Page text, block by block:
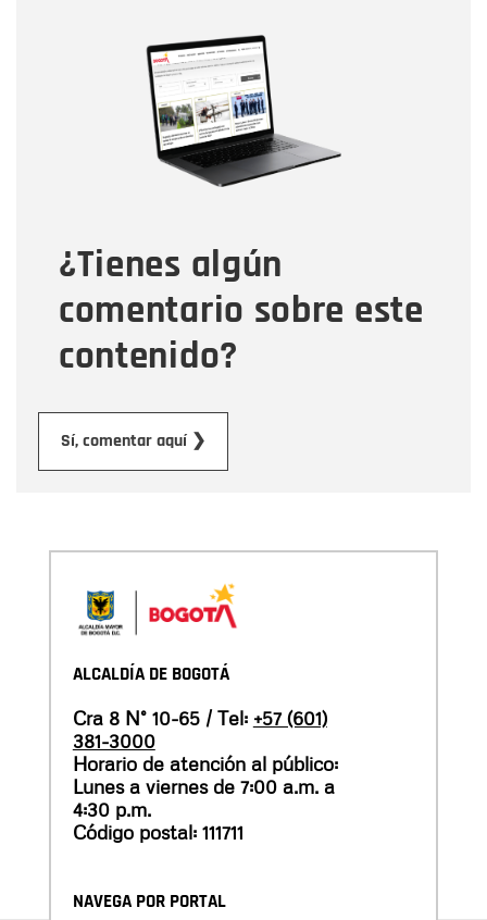
¿Tienes algún
comentario sobre este
contenido?
Sí, comentar aquí ❯
Correo electrónico
Tipo de comentario
Mensaje
ALCALDÍA DE BOGOTÁ
Cra 8 N° 10-65 / Tel: +57 (601)
381-3000
Horario de atención al público:
Lunes a viernes de 7:00 a.m. a
4:30 p.m.
Código postal: 111711
NAVEGA POR PORTAL